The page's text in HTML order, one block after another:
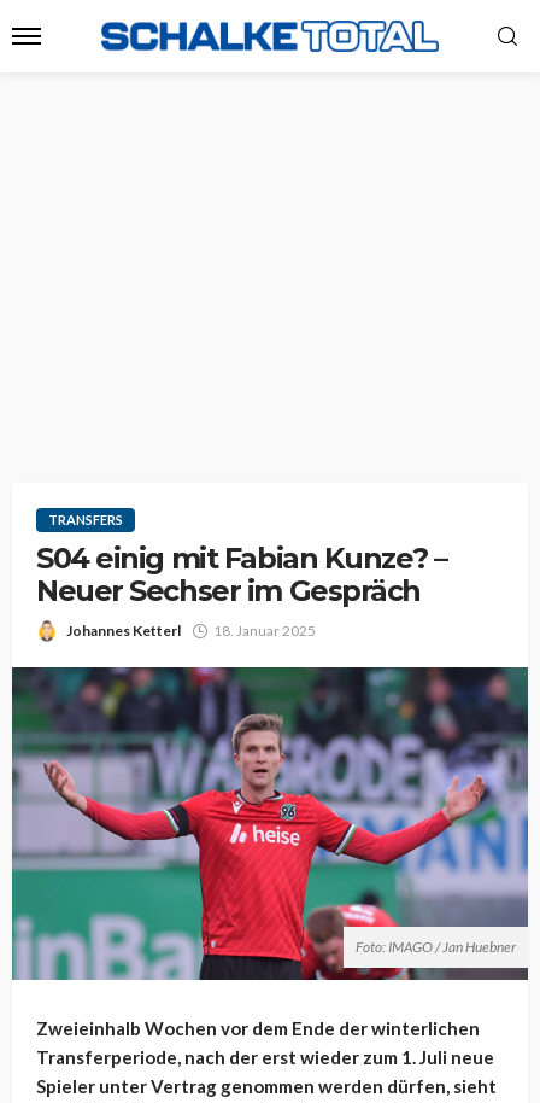
TRANSFERS
S04 einig mit Fabian Kunze? –
Neuer Sechser im Gespräch
Johannes Ketterl 18. Januar 2025
Foto: IMAGO / Jan Huebner
Zweieinhalb Wochen vor dem Ende der winterlichen
Transferperiode, nach der erst wieder zum 1. Juli neue
Spieler unter Vertrag genommen werden dürfen, sieht